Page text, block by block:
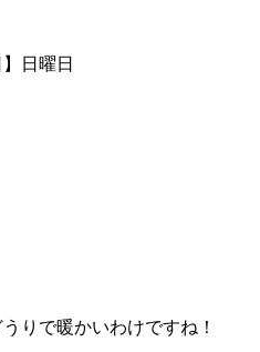
日曜日
りで暖かいわけですね！